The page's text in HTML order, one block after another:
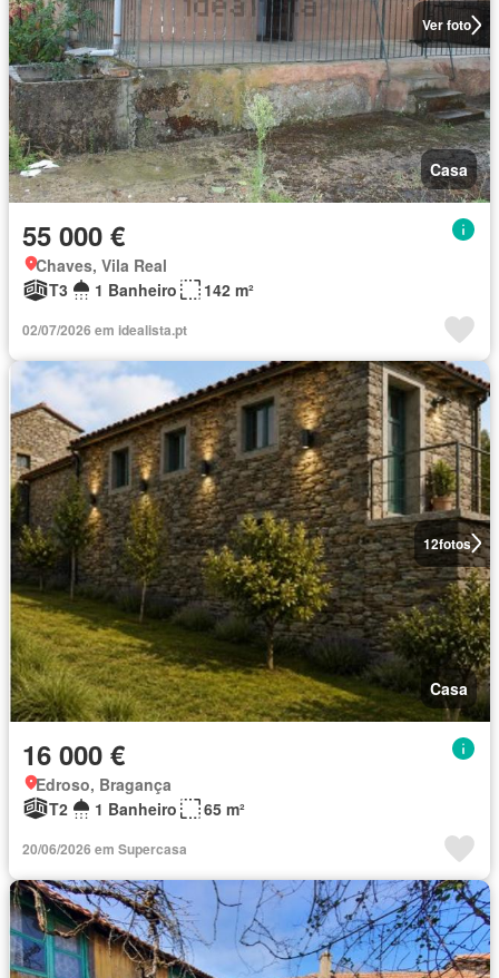
Ver foto
Casa
55 000 €
Chaves, Vila Real
T3
1 Banheiro 142 m²
02/07/2026 em idealista.pt
12fotos
Casa
16 000 €
Edroso, Bragança
T2
1 Banheiro 65 m²
20/06/2026 em Supercasa